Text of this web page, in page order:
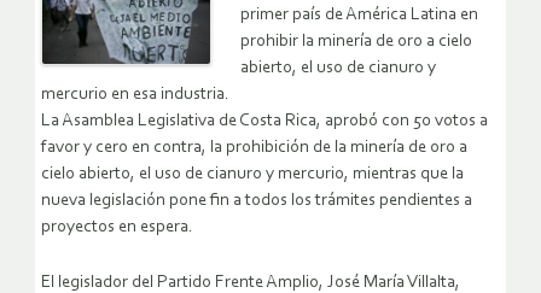
primer país de América Latina en
prohibir la minería de oro a cielo
abierto, el uso de cianuro y
mercurio en esa industria.
La Asamblea Legislativa de Costa Rica, aprobó con 50 votos a
favor y cero en contra, la prohibición de la minería de oro a
cielo abierto, el uso de cianuro y mercurio, mientras que la
nueva legislación pone fin a todos los trámites pendientes a
proyectos en espera.
El legislador del Partido Frente Amplio, José María Villalta,